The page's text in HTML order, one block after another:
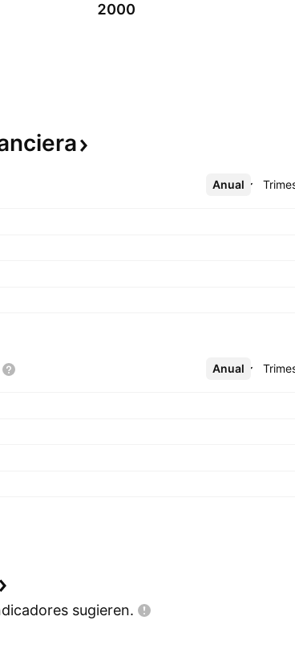
2000
Anual
Más
Anual
Más
sugieren.